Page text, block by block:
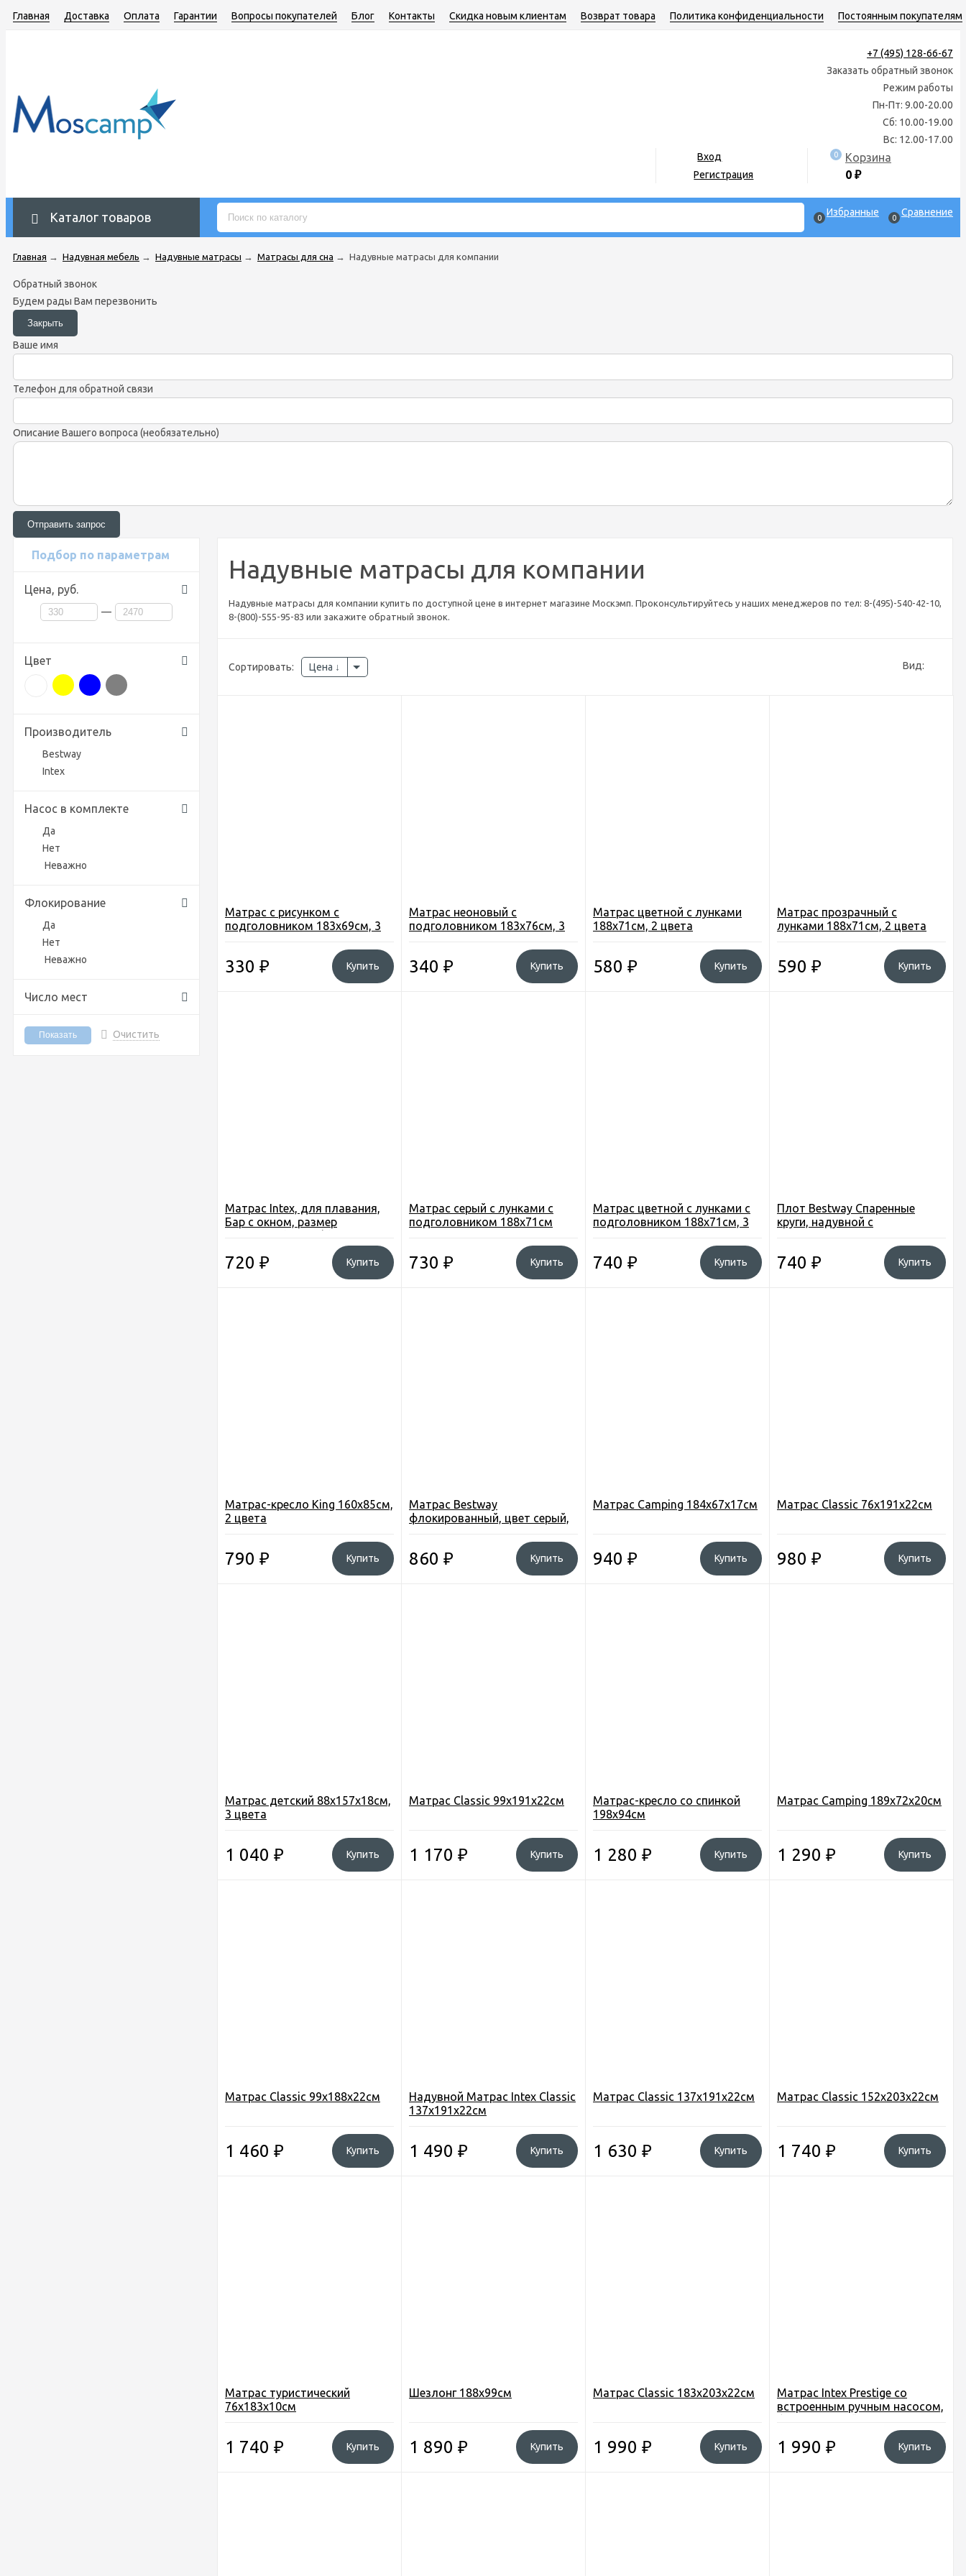
Главная Доставка Оплата Гарантии Вопросы покупателей Блог Контакты Скидка новым клиентам Возврат товара Политика конфиденциальности Постоянным покупателям
+7 (495) 128-66-67
Заказать обратный звонок
Режим работы
Пн-Пт: 9.00-20.00
Сб: 10.00-19.00
Вс: 12.00-17.00
Вход
Регистрация
0
Корзина
0 ₽
Каталог товаров 0 Избранные 0 Сравнение
Главная → Надувная мебель → Надувные матрасы → Матрасы для сна → Надувные матрасы для компании
Обратный звонок
Будем рады Вам перезвонить
Ваше имя
Телефон для обратной связи
Описание Вашего вопроса (необязательно)
Подбор по параметрам
Цена, руб.
—
Цвет
Производитель
Bestway
Intex
Насос в комплекте
Да
Нет
Неважно
Флокирование
Да
Нет
Неважно
Число мест
Очистить
Надувные матрасы для компании
Надувные матрасы для компании купить по доступной цене в интернет магазине Москэмп. Проконсультируйтесь у наших менеджеров по тел: 8-(495)-540-42-10,
8-(800)-555-95-83 или закажите обратный звонок.
Сортировать: Цена Вид:
Матрас с рисунком с
подголовником 183х69см, 3
330 ₽ Купить
Матрас неоновый с
подголовником 183х76см, 3
340 ₽ Купить
Матрас цветной с лунками
188х71см, 2 цвета
580 ₽ Купить
Матрас прозрачный с
лунками 188х71см, 2 цвета
590 ₽ Купить
Матрас Intex, для плавания,
Бар с окном, размер
720 ₽ Купить
Матрас серый с лунками с
подголовником 188х71см
730 ₽ Купить
Матрас цветной с лунками с
подголовником 188х71см, 3
740 ₽ Купить
Плот Bestway Спаренные
круги, надувной с
740 ₽ Купить
Матрас-кресло Кing 160х85см,
2 цвета
790 ₽ Купить
Матрас Bestway
флокированный, цвет серый,
860 ₽ Купить
Матрас Camping 184х67х17см
940 ₽ Купить
Матрас Classic 76х191х22см
980 ₽ Купить
Матрас детский 88х157х18см,
3 цвета
1 040 ₽ Купить
Матрас Classic 99х191х22см
1 170 ₽ Купить
Матрас-кресло со спинкой
198х94см
1 280 ₽ Купить
Матрас Camping 189х72х20см
1 290 ₽ Купить
Матрас Classic 99х188х22см
1 460 ₽ Купить
Надувной Матрас Intex Classic
137х191х22см
1 490 ₽ Купить
Матрас Classic 137х191х22см
1 630 ₽ Купить
Матрас Classic 152х203х22см
1 740 ₽ Купить
Матрас туристический
76х183х10см
1 740 ₽ Купить
Шезлонг 188х99см
1 890 ₽ Купить
Матрас Classic 183х203х22см
1 990 ₽ Купить
Матрас Intex Prestige со
встроенным ручным насосом,
1 990 ₽ Купить